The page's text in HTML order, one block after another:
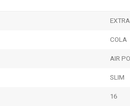
COLA
AIR
SLIM
16